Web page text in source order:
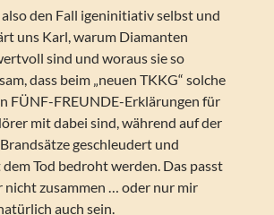
den Fall igeninitiativ selbst und
uns Karl, warum Diamanten
sind und woraus sie so
dass beim „neuen TKKG“ solche
FÜNF-FREUNDE-Erklärungen für
mit dabei sind, während auf der
geschleudert und
Tod bedroht werden. Das passt
nicht zusammen … oder nur mir
auch sein.